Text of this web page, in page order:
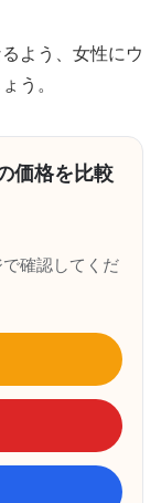
よう、女性にウ
う。
価格を比較
確認してくだ